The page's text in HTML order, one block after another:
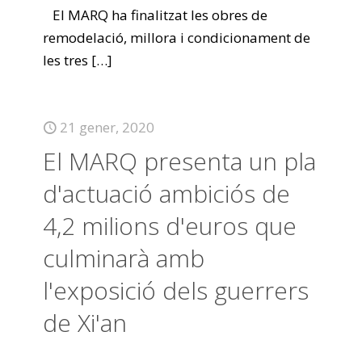
El MARQ ha finalitzat les obres de
remodelació, millora i condicionament de
les tres […]
21 gener, 2020
El MARQ presenta un pla
d'actuació ambiciós de
4,2 milions d'euros que
culminarà amb
l'exposició dels guerrers
de Xi'an